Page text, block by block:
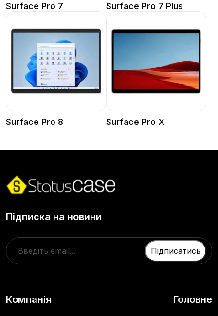
Surface Pro 7 Surface Pro 7 Plus
Surface Pro 8 Surface Pro X
Підписка на новини
Головне
Компанія